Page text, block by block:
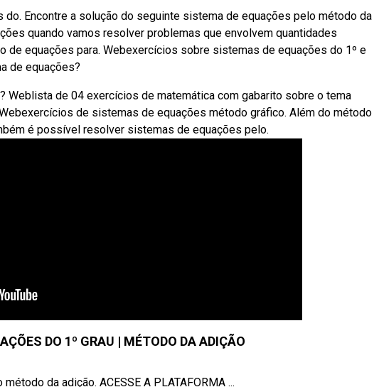
Encontre a solução do seguinte sistema de equações pelo método da
quando vamos resolver problemas que envolvem quantidades
de equações para. Webexercícios sobre sistemas de equações do 1º e
de equações?
Weblista de 04 exercícios de matemática com gabarito sobre o tema
de sistemas de equações método gráfico. Além do método
é possível resolver sistemas de equações pelo.
DO 1º GRAU | MÉTODO DA ADIÇÃO
da adição. ACESSE A PLATAFORMA ...